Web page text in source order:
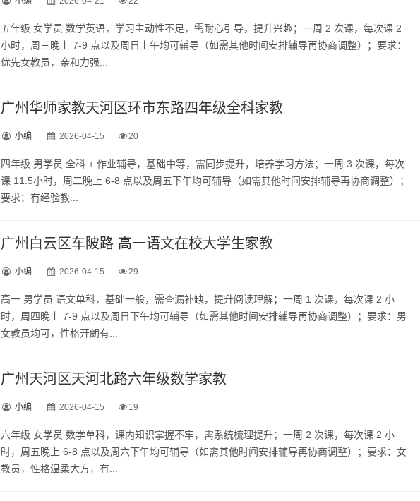
五年级 女学员 数学英语，学习主动性不足，需耐心引导，提升兴趣；一周 2 次课，每次课 2
小时，周三晚上 7-9 点以及周日上午均可辅导（如需其他时间安排辅导再协商调整）；要求：
优先女教员，亲和力强...
广州华师家教天河区环市东路四年级全科家教
小编 2026-04-15 20
四年级 男学员 全科 + 作业辅导，基础中等，需同步提升，培养学习方法；一周 3 次课，每次
课 11.5小时，周二晚上 6-8 点以及周五下午均可辅导（如需其他时间安排辅导再协商调整）；
要求：有经验教...
广州白云区车陂路 高一语文在校大学生家教
小编 2026-04-15 29
高一 男学员 语文单科，基础一般，需查漏补缺，提升阅读理解；一周 1 次课，每次课 2 小
时，周四晚上 7-9 点以及周日下午均可辅导（如需其他时间安排辅导再协商调整）；要求：男
女教员均可，性格开朗有...
广州天河区天河北路六年级数学家教
小编 2026-04-15 19
六年级 女学员 数学单科，课内知识掌握不牢，需系统梳理提升；一周 2 次课，每次课 2 小
时，周五晚上 6-8 点以及周六下午均可辅导（如需其他时间安排辅导再协商调整）；要求：女
教员，性格温柔大方，有...